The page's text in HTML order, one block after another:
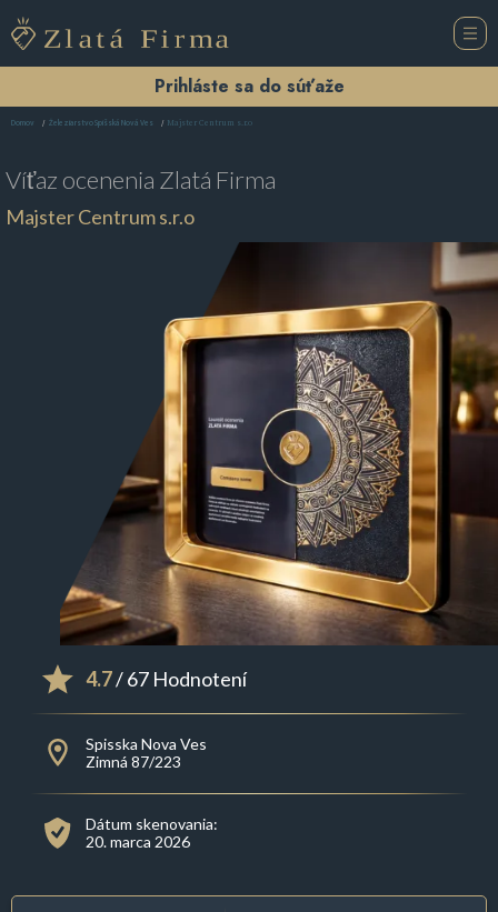
Prihláste sa do súťaže
Domov Železiarstvo Spišská Nová Ves Majster Centrum s.r.o
Víťaz ocenenia Zlatá Firma
Majster Centrum s.r.o
4.7/ 67 Hodnotení
Spisska Nova Ves
Zimná 87/223
Dátum skenovania:
20. marca 2026